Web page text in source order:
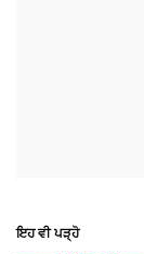
ਇਹ ਵੀ ਪੜ੍ਹੋ